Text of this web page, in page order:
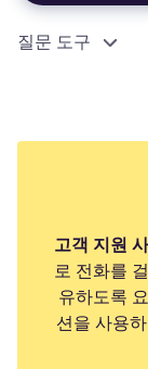
질문 도구
고객 지원
로 전화를
유하도록
션을 사용